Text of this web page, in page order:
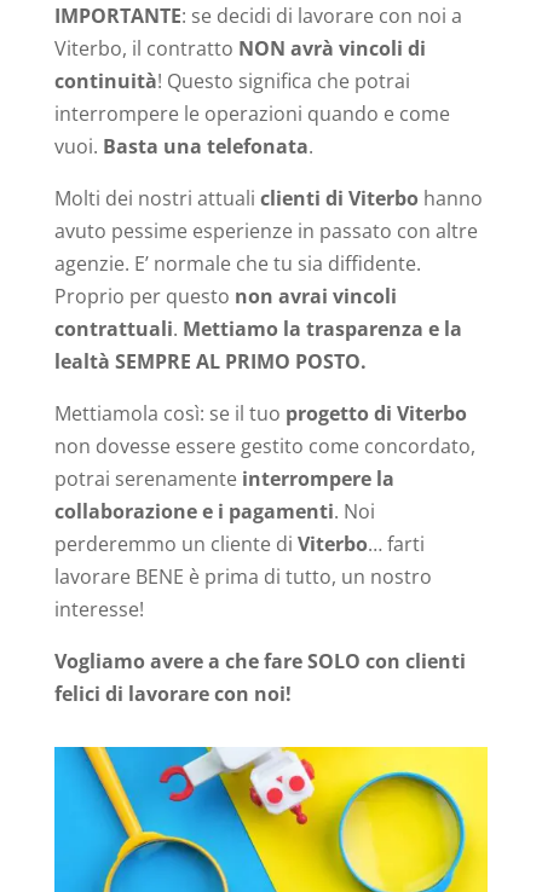
IMPORTANTE: se decidi di lavorare con noi a
Viterbo, il contratto NON avrà vincoli di
continuità! Questo significa che potrai
interrompere le operazioni quando e come
vuoi. Basta una telefonata.
Molti dei nostri attuali clienti di Viterbohanno
avuto pessime esperienze in passato con altre
agenzie. E’ normale che tu sia diffidente.
Proprio per questo non avrai vincoli
contrattuali. Mettiamo la trasparenza e la
lealtà SEMPRE AL PRIMO POSTO.
Mettiamola così: se il tuo progetto di Viterbo
non dovesse essere gestito come concordato,
potrai serenamente interrompere la
collaborazione e i pagamenti. Noi
perderemmo un cliente di Viterbo… farti
lavorare BENE è prima di tutto, un nostro
interesse!
Vogliamo avere a che fare SOLO con clienti
felici di lavorare con noi!